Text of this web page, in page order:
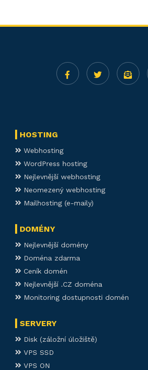
HOSTING
Webhosting
WordPress hosting
Nejlevnější webhosting
Neomezený webhosting
Mailhosting (e-maily)
DOMÉNY
Nejlevnější domény
Doména zdarma
Ceník domén
Nejlevnější .CZ doména
Monitoring dostupnosti domén
SERVERY
Disk (záložní úložiště)
VPS SSD
VPS ON